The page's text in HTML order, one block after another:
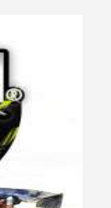
250€ d'achats